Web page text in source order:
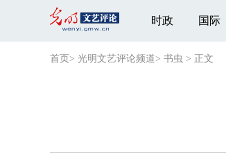
时政 国际
首页 > 光明文艺评论频道> 书虫 > 正文